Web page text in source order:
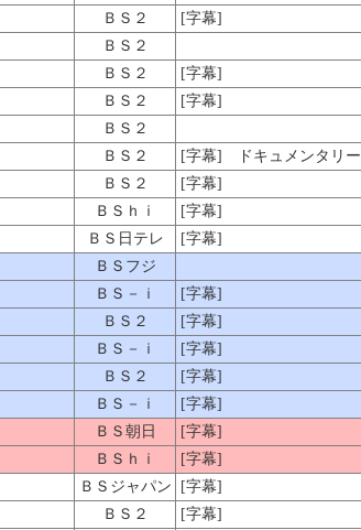
ＢＳ２
[字幕]
ＢＳ２
ＢＳ２
[字幕]
ＢＳ２
[字幕]
ＢＳ２
ＢＳ２
[字幕] ドキュメンタリー
ＢＳ２
[字幕]
ＢＳｈｉ
[字幕]
ＢＳ日テレ
[字幕]
ＢＳフジ
ＢＳ－ｉ
[字幕]
ＢＳ２
[字幕]
ＢＳ－ｉ
[字幕]
ＢＳ２
[字幕]
ＢＳ－ｉ
[字幕]
ＢＳ朝日
[字幕]
ＢＳｈｉ
[字幕]
ＢＳジャパン
[字幕]
ＢＳ２
[字幕]